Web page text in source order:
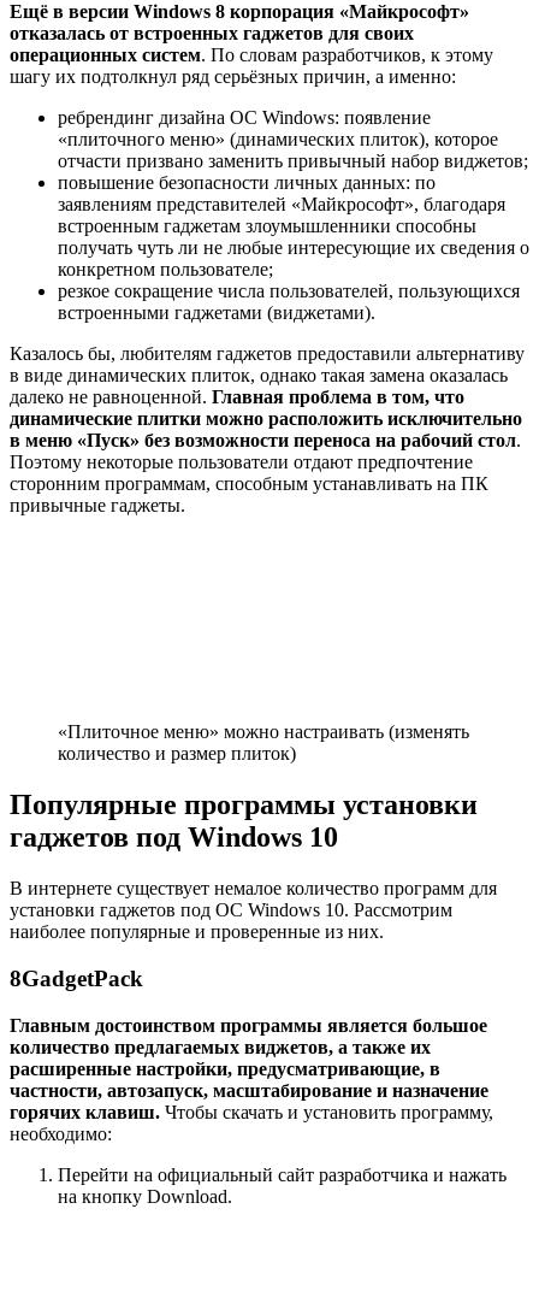
Ещё в версии Windows 8 корпорация «Майкрософт»
отказалась от встроенных гаджетов для своих
операционных систем. По словам разработчиков, к этому
шагу их подтолкнул ряд серьёзных причин, а именно:
ребрендинг дизайна ОС Windows: появление
«плиточного меню» (динамических плиток), которое
отчасти призвано заменить привычный набор виджетов;
повышение безопасности личных данных: по
заявлениям представителей «Майкрософт», благодаря
встроенным гаджетам злоумышленники способны
получать чуть ли не любые интересующие их сведения о
конкретном пользователе;
резкое сокращение числа пользователей, пользующихся
встроенными гаджетами (виджетами).
Казалось бы, любителям гаджетов предоставили альтернативу
в виде динамических плиток, однако такая замена оказалась
далеко не равноценной. Главная проблема в том, что
динамические плитки можно расположить исключительно
в меню «Пуск» без возможности переноса на рабочий стол.
Поэтому некоторые пользователи отдают предпочтение
сторонним программам, способным устанавливать на ПК
привычные гаджеты.
«Плиточное меню» можно настраивать (изменять
количество и размер плиток)
Популярные программы установки
гаджетов под Windows 10
В интернете существует немалое количество программ для
установки гаджетов под ОС Windows 10. Рассмотрим
наиболее популярные и проверенные из них.
8GadgetPack
Главным достоинством программы является большое
количество предлагаемых виджетов, а также их
расширенные настройки, предусматривающие, в
частности, автозапуск, масштабирование и назначение
горячих клавиш. Чтобы скачать и установить программу,
необходимо:
Перейти на официальный сайт разработчика и нажать
на кнопку Download.